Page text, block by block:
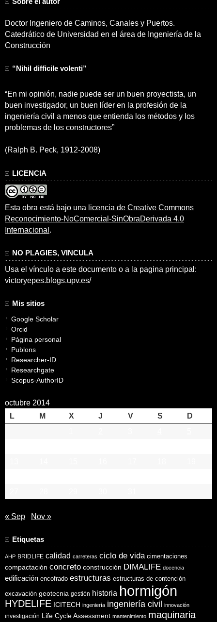
Sobre el autor
Doctor Ingeniero de Caminos, Canales y Puertos.
Catedrático de Universidad en el área de Ingeniería de la
Construcción
“Nihil difficile volenti”
“En mi opinión, nadie puede ser un buen proyectista, un
buen investigador, un buen líder en la profesión de la
ingeniería civil a menos que entienda los métodos y los
problemas de los constructores”
(Ralph B. Peck, 1912-2008)
LICENCIA
Esta obra está bajo una licencia de Creative Commons
Reconocimiento-NoComercial-SinObraDerivada 4.0
Internacional .
NO PLAGIES, VINCULA
Usa el vínculo a este documento o a la pagina principal:
victoryepes.blogs.upv.es/
Mis sitios
Google Scholar
Orcid
Página personal
Publons
Researcher-ID
Researchgate
Scopus-AuthorID
octubre 2014
L
M X J V S
D
« Sep Nov »
Etiquetas
AHP BRIDLIFE calidad carreteras ciclo de vida cimentaciones
compactación concreto construcción DIMALIFE docencia
edificación encofrado estructuras estructuras de contención
excavación geotecnia gestión historia hormigón
HYDELIFE ICITECH ingeniería ingeniería civil innovación
investigación Life Cycle Assessment mantenimiento maquinaria